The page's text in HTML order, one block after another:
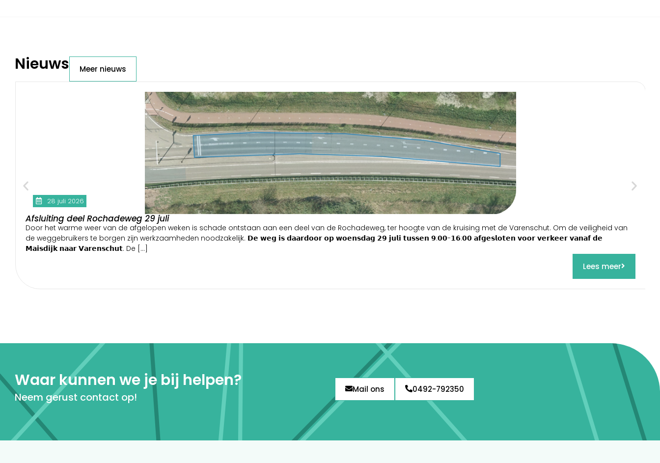
Nieuws Meer nieuws
28 juli 2026
Afsluiting deel Rochadeweg 29 juli
Door het warme weer van de afgelopen weken is schade ontstaan aan een deel van de Rochadeweg, ter hoogte van de kruising met de Varenschut. Om de veiligheid van
de weggebruikers te borgen zijn werkzaamheden noodzakelijk. 𝗗𝗲 𝘄𝗲𝗴 𝗶𝘀 𝗱𝗮𝗮𝗿𝗱𝗼𝗼𝗿 𝗼𝗽 𝘄𝗼𝗲𝗻𝘀𝗱𝗮𝗴 𝟮𝟵 𝗷𝘂𝗹𝗶 𝘁𝘂𝘀𝘀𝗲𝗻 𝟵:𝟬𝟬-𝟭𝟲:𝟬𝟬 𝗮𝗳𝗴𝗲𝘀𝗹𝗼𝘁𝗲𝗻 𝘃𝗼𝗼𝗿 𝘃𝗲𝗿𝗸𝗲𝗲𝗿 𝘃𝗮𝗻𝗮𝗳 𝗱𝗲
𝗠𝗮𝗶𝘀𝗱𝗶𝗷𝗸 𝗻𝗮𝗮𝗿 𝗩𝗮𝗿𝗲𝗻𝘀𝗰𝗵𝘂𝘁. De […]
Lees meer
Waar kunnen we je bij helpen?
Neem gerust contact op!
Mail ons 0492-792350